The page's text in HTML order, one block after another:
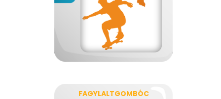
FAGYLALTGOMBÓC